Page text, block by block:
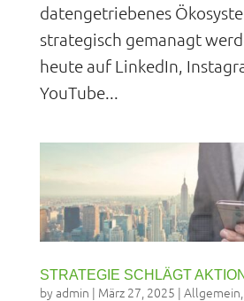
datengetriebenes
strategisch gemanagt
heute auf LinkedIn,
YouTube...
STRATEGIE SCHLÄGT
byadmin | März 27, 2025 | Allgemein